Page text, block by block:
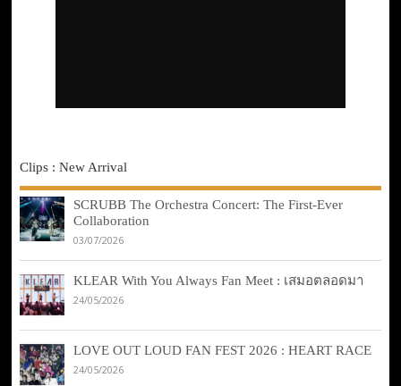
Clips : New Arrival
SCRUBB The Orchestra Concert: The First-Ever
Collaboration
03/07/2026
KLEAR With You Always Fan Meet : เสมอตลอดมา
24/05/2026
LOVE OUT LOUD FAN FEST 2026 : HEART RACE
24/05/2026